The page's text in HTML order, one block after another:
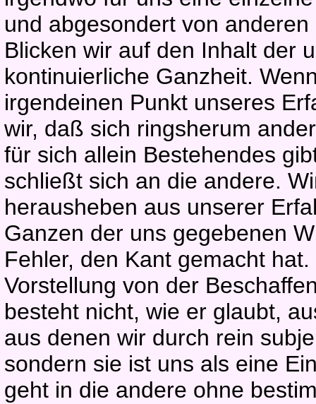
und abgesondert von
Blicken wir auf den Inhalt der
kontinuierliche Ganzheit.
irgendeinen Punkt unseres
wir, daß sich ringsherum
für sich allein Bestehendes
schließt sich an die andere.
herausheben aus unserer
Ganzen der uns gegebenen
Fehler, den Kant gemacht
Vorstellung von der
besteht nicht, wie er glaubt,
aus denen wir durch rein
sondern sie ist uns als eine
geht in die andere ohne